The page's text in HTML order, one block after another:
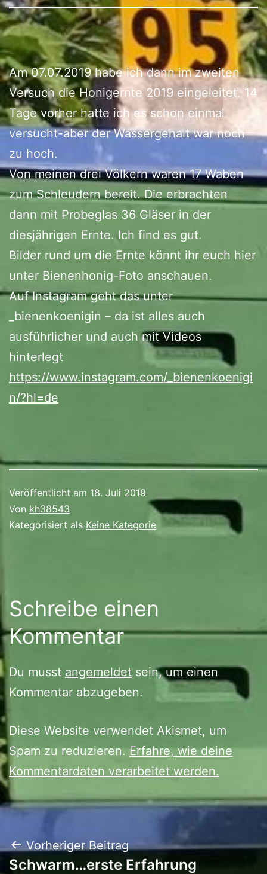
Am 07.07.2019 habe ich dann im zweiten
Versuch die Honigernte 2019 eingeleitet. 14
Tage vorher hatte ich es schon einmal
versucht-aber der Wassergehalt war noch
zu hoch.
Von meinen drei Völkern waren 17 Waben
zum Schleudern bereit. Die erbrachten
dann mit Probeglas 36 Gläser in der
diesjährigen Ernte. Ich find es gut.
Bilder rund um die Ernte könnt ihr euch hier
unter Bienenhonig-Foto anschauen.
Auf Instagram geht das unter
_bienenkoenigin – da ist alles auch
ausführlicher und auch mit Videos
hinterlegt
https://www.instagram.com/_bienenkoenigi
n/?hl=de
Veröffentlicht am 18. Juli 2019
Von kh38543
Kategorisiert als Keine Kategorie
Schreibe einen
Kommentar
Du musst angemeldet sein, um einen
Kommentar abzugeben.
Diese Website verwendet Akismet, um
Spam zu reduzieren. Erfahre, wie deine
Kommentardaten verarbeitet werden.
Beitragsnavigation
Vorheriger Beitrag
Schwarm…erste Erfahrung